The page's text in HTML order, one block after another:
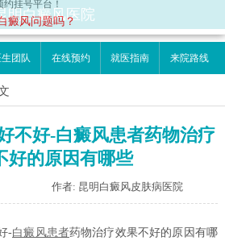
明白癜风医院
生团队 在线预约 就医指南 来院路线
不好-白癜风患者药物治疗
好的原因有哪些
作者: 昆明白癜风皮肤病医院
-白癜风患者药物治疗效果不好的原因有哪
约挂号平台！
癜风问题吗？